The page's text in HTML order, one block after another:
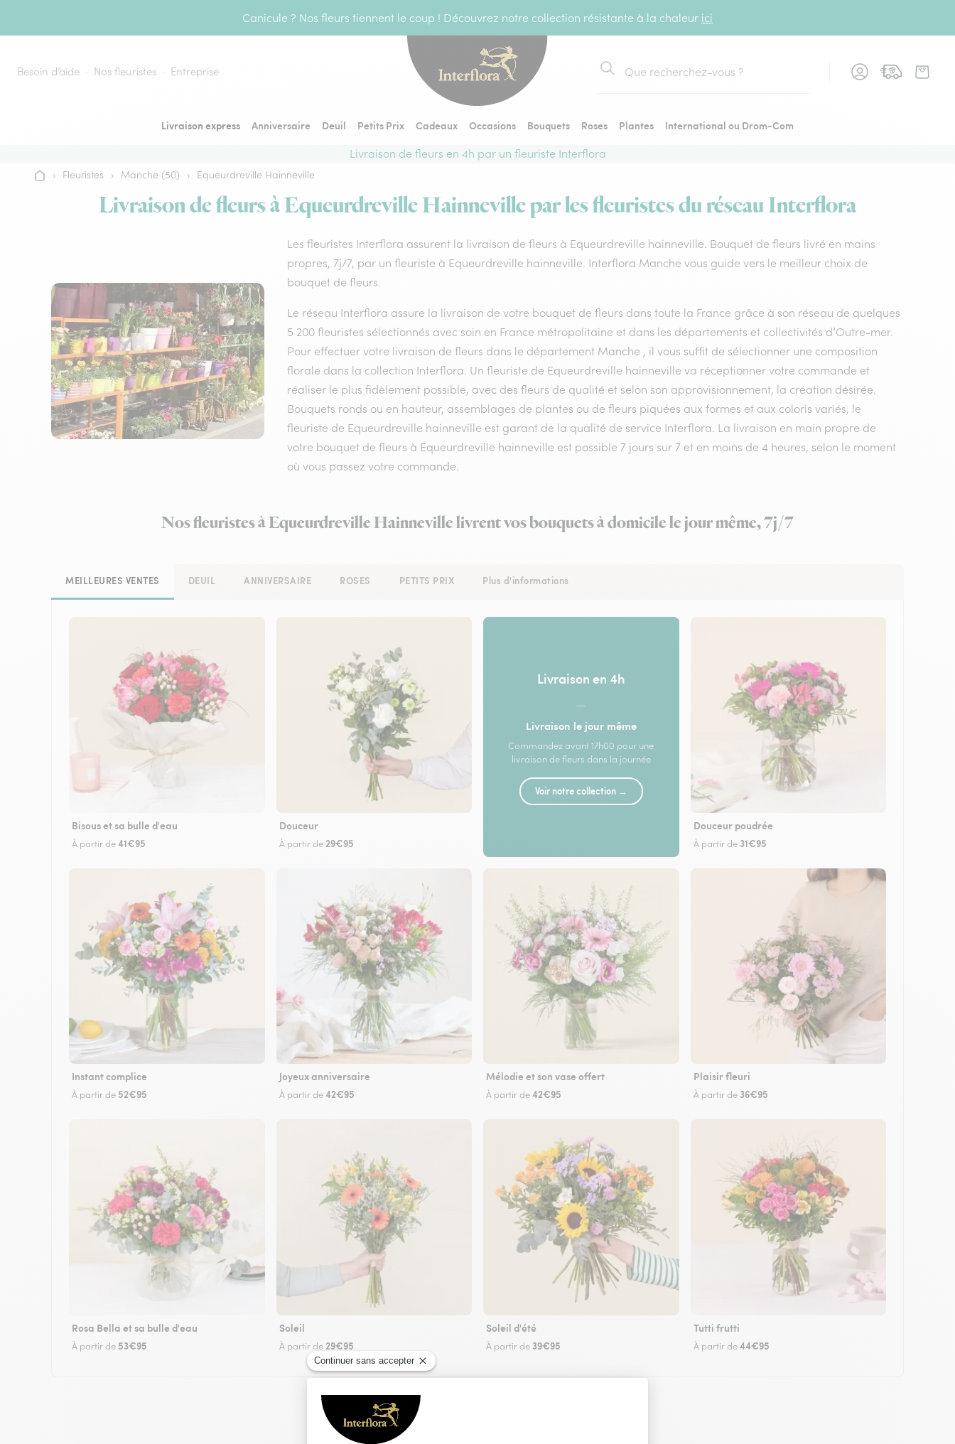
Canicule ? Nos fleurs tiennent le coup ! Découvrez notre collection résistante à la chaleur ici
Besoin d’aide Nos fleuristes Entreprise
Rechercher
Livraison express Anniversaire Deuil Petits Prix Cadeaux Occasions Bouquets Roses Plantes
International ou Drom-Com
Livraison de fleurs en 4h par un fleuriste Interflora
Accueil
› Fleuristes › Manche (50) › Equeurdreville Hainneville
Livraison de fleurs à Equeurdreville Hainneville par les fleuristes du réseau Interflora
Les fleuristes Interflora assurent la livraison de fleurs à Equeurdreville hainneville. Bouquet de fleurs livré en mains
propres, 7j/7, par un fleuriste à Equeurdreville hainneville. Interflora Manche vous guide vers le meilleur choix de
bouquet de fleurs.
Le réseau Interflora assure la livraison de votre bouquet de fleurs dans toute la France grâce à son réseau de quelques
5 200 fleuristes sélectionnés avec soin en France métropolitaine et dans les départements et collectivités d’Outre-mer.
Pour effectuer votre livraison de fleurs dans le département Manche , il vous suffit de sélectionner une composition
florale dans la collection Interflora. Un fleuriste de Equeurdreville hainneville va réceptionner votre commande et
réaliser le plus fidèlement possible, avec des fleurs de qualité et selon son approvisionnement, la création désirée.
Bouquets ronds ou en hauteur, assemblages de plantes ou de fleurs piquées aux formes et aux coloris variés, le
fleuriste de Equeurdreville hainneville est garant de la qualité de service Interflora. La livraison en main propre de
votre bouquet de fleurs à Equeurdreville hainneville est possible 7 jours sur 7 et en moins de 4 heures, selon le moment
où vous passez votre commande.
Nos fleuristes à Equeurdreville Hainneville livrent vos bouquets à domicile le jour même, 7j/7
MEILLEURES VENTES DEUIL ANNIVERSAIRE ROSES PETITS PRIX Plus d'informations
Bisous et sa bulle d'eau
À partir de41€95
Douceur
À partir de 29€95
Livraison en 4h
—
Livraison le jour même
Commandez avant 17h00 pour une
livraison de fleurs dans la journée
Voir notre collection →
Douceur poudrée
À partir de 31€95
Instant complice
À partir de 52€95
Joyeux anniversaire
À partir de42€95
Mélodie et son vase offert
À partir de42€95
Plaisir fleuri
À partir de 36€95
Rosa Bella et sa bulle d'eau
À partir de 53€95
Soleil
À partir de 29€95
Soleil d'été
À partir de 39€95
Tutti frutti
À partir de44€95